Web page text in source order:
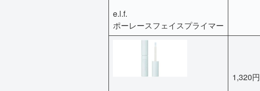
e.l.f.
ポーレースフェイスプライマー
1,320円